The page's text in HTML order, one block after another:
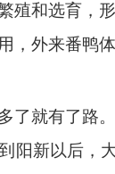
殖和选育，
外来番鸭
就有了路
新以后，